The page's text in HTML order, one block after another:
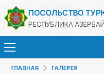
ПОСОЛЬСТВО
РЕСПУБЛИКА
ГЛАВНАЯ ГАЛЕРЕЯ